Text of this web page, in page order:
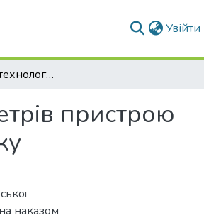
Увійти
Обґрунтування технологічного процесу та параметрів пристрою для видалення насіннєвих суцвіть озимого часнику
пристрою
наказом